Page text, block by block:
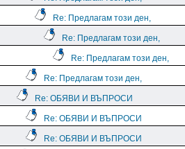
Re: Предлагам този ден,
Re: Предлагам този ден,
Re: Предлагам този ден,
Re: Предлагам този ден,
Re: ОБЯВИ И ВЪПРОСИ
Re: ОБЯВИ И ВЪПРОСИ
Re: ОБЯВИ И ВЪПРОСИ